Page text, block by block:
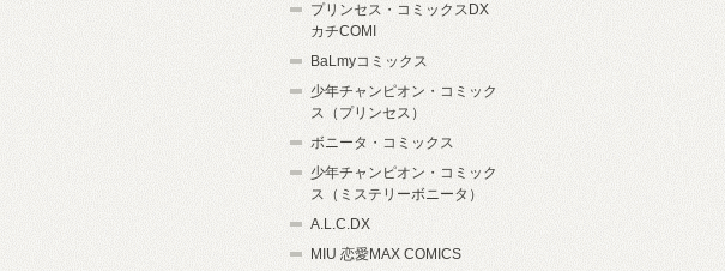
プリンセス・コミックスDX
カチCOMI
BaLmyコミックス
少年チャンピオン・コミック
ス（プリンセス）
ボニータ・コミックス
少年チャンピオン・コミック
ス（ミステリーボニータ）
A.L.C.DX
MIU 恋愛MAX COMICS